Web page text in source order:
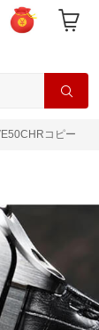
コピー